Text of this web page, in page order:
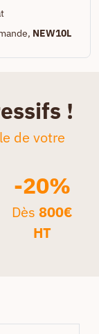
NEW10L
!
de votre
-20%
Dès 800€
HT